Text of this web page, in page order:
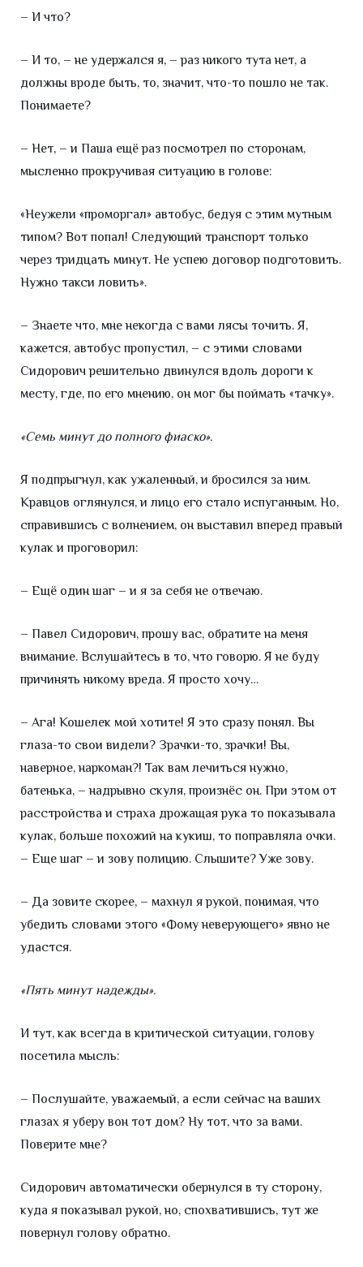
– И что?
– И то, – не удержался я, – раз никого тута нет, а
должны вроде быть, то, значит, что-то пошло не так.
Понимаете?
– Нет, – и Паша ещё раз посмотрел по сторонам,
мысленно прокручивая ситуацию в голове:
«Неужели «проморгал» автобус, бедуя с этим мутным
типом? Вот попал! Следующий транспорт только
через тридцать минут. Не успею договор подготовить.
Нужно такси ловить».
– Знаете что, мне некогда с вами лясы точить. Я,
кажется, автобус пропустил, – с этими словами
Сидорович решительно двинулся вдоль дороги к
месту, где, по его мнению, он мог бы поймать «тачку».
«Семь минут до полного фиаско».
Я подпрыгнул, как ужаленный, и бросился за ним.
Кравцов оглянулся, и лицо его стало испуганным. Но,
справившись с волнением, он выставил вперед правый
кулак и проговорил:
– Ещё один шаг – и я за себя не отвечаю.
– Павел Сидорович, прошу вас, обратите на меня
внимание. Вслушайтесь в то, что говорю. Я не буду
причинять никому вреда. Я просто хочу…
– Ага! Кошелек мой хотите! Я это сразу понял. Вы
глаза-то свои видели? Зрачки-то, зрачки! Вы,
наверное, наркоман?! Так вам лечиться нужно,
батенька, – надрывно скуля, произнёс он. При этом от
расстройства и страха дрожащая рука то показывала
кулак, больше похожий на кукиш, то поправляла очки.
– Еще шаг – и зову полицию. Слышите? Уже зову.
– Да зовите скорее, – махнул я рукой, понимая, что
убедить словами этого «Фому неверующего» явно не
удастся.
«Пять минут надежды».
И тут, как всегда в критической ситуации, голову
посетила мысль:
– Послушайте, уважаемый, а если сейчас на ваших
глазах я уберу вон тот дом? Ну тот, что за вами.
Поверите мне?
Сидорович автоматически обернулся в ту сторону,
куда я показывал рукой, но, спохватившись, тут же
повернул голову обратно.